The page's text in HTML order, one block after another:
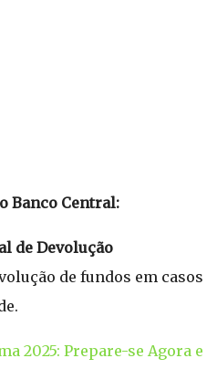
Banco Central:
de Devolução
de fundos em casos
2025: Prepare-se Agora e